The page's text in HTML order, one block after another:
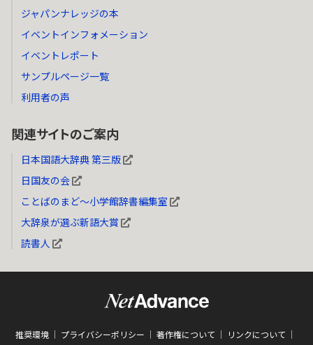
ジャパンナレッジの本
イベントインフォメーション
イベントレポート
サンプルページ一覧
利用者の声
関連サイトのご案内
日本国語大辞典 第三版
日国友の会
ことばのまど～小学館辞書編集室
大辞泉が選ぶ新語大賞
読書人
推奨環境 プライバシーポリシー 著作権について リンクについて